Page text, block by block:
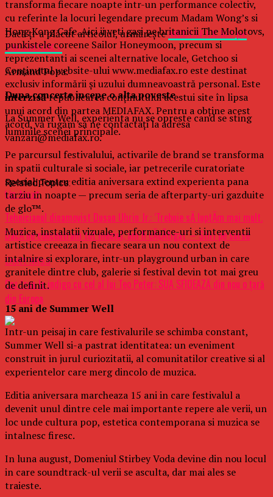
Dacă ţi-a plăcut articolul, urmăreşteMEDIAFAX.RO pe
FACEBOOK »
Conținutul website-ului www.mediafax.ro este destinat
exclusiv informării și uzului dumneavoastră personal. Este
interzisărepublicarea conținutului acestui site în lipsa
unui acord din partea MEDIAFAX. Pentru a obține acest
acord, vă rugăm să ne contactați la adresa
vanzari@mediafax.ro.
Related Topics:
Up Next
Tehnicianul dinamovist Dusan Uhrin Jr.: ‘Trebuie sÄ luptÄm mai mult.
DacÄ ne concentram tot meciul, am fi cÃ¢Åtigat’ – Stiri pe surse
Don't Miss
Caz tras la indigo cu cel al lui Teo Peter: SUA SFIDEAZĂ din nou o țară
din Europa
transforma fiecare noapte intr-un performance colectiv,
cu referinte la locuri legendare precum Madam Wong’s si
Hong Kong Cafe. Aici ii veti gasi pe britanicii The Molotovs,
punkistele coreene Sailor Honeymoon, precum si
reprezentanti ai scenei alternative locale, Getchoo si
Armand Popa.
Dupa concerte incepe o alta poveste
La Summer Well, experienta nu se opreste cand se sting
luminile scenei principale.
Pe parcursul festivalului, activarile de brand se transforma
in spatii culturale si sociale, iar petrecerile curatoriate
special pentru editia aniversara extind experienta pana
tarziu in noapte — precum seria de afterparty-uri gazduite
de glo™.
Muzica, instalatii vizuale, performance-uri si interventii
artistice creeaza in fiecare seara un nou context de
intalnire si explorare, intr-un playground urban in care
granitele dintre club, galerie si festival devin tot mai greu
de definit.
15 ani de Summer Well
Intr-un peisaj in care festivalurile se schimba constant,
Summer Well si-a pastrat identitatea: un eveniment
construit in jurul curiozitatii, al comunitatilor creative si al
experientelor care merg dincolo de muzica.
Editia aniversara marcheaza 15 ani in care festivalul a
devenit unul dintre cele mai importante repere ale verii, un
loc unde cultura pop, estetica contemporana si muzica se
intalnesc firesc.
In luna august, Domeniul Stirbey Voda devine din nou locul
in care soundtrack-ul verii se asculta, dar mai ales se
traieste.